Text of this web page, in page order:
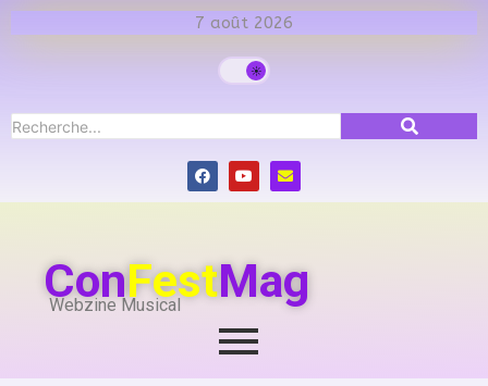
7 août 2026
ConFestMag
Webzine Musical